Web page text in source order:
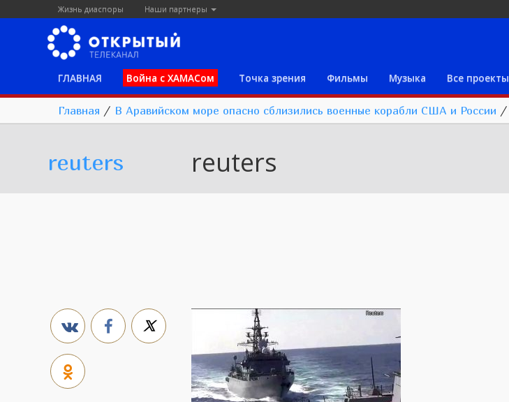
Жизнь диаспоры Наши партнеры
ГЛАВНАЯ Война с ХАМАСом Точка зрения Фильмы Музыка Все проекты
Главная / В Аравийском море опасно сблизились военные корабли США и России /
reuters reuters